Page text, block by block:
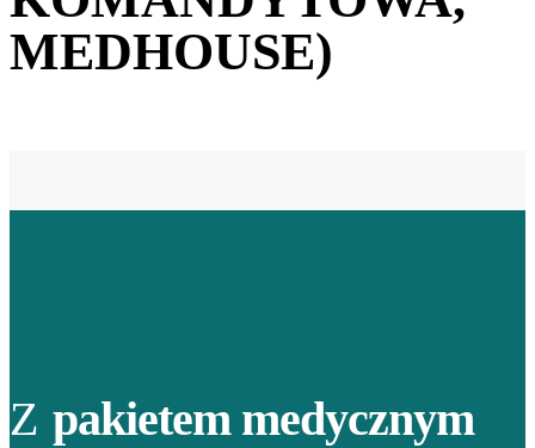
MEDHOUSE)
Z pakietem medycznym